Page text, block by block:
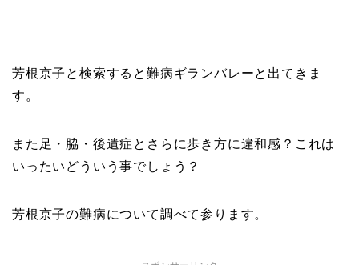
芳根京子と検索すると難病ギランバレーと出てきま
す。
また足・脇・後遺症とさらに歩き方に違和感？これは
いったいどういう事でしょう？
芳根京子の難病について調べて参ります。